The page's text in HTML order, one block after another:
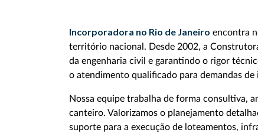
Incorporadora no Rio de Janeiro encontra
território nacional. Desde 2002, a
da engenharia civil e garantindo o rigor
o atendimento qualificado para demandas
Nossa equipe trabalha de forma consultiva,
canteiro. Valorizamos o planejamento
suporte para a execução de loteamentos,